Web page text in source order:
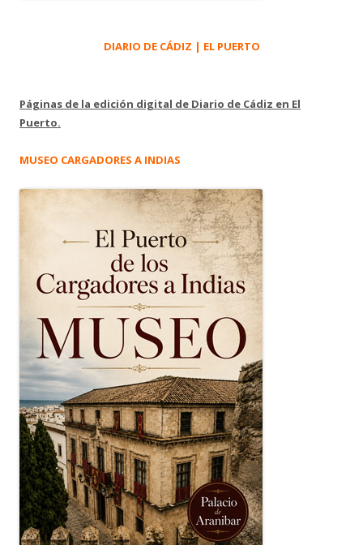
DIARIO DE CÁDIZ | EL PUERTO
Páginas de la edición digital de Diario de Cádiz en El
Puerto.
MUSEO CARGADORES A INDIAS